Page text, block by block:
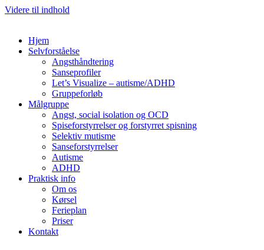
Videre til indhold
Hjem
Selvforståelse
Angsthåndtering
Sanseprofiler
Let’s Visualize – autisme/ADHD
Gruppeforløb
Målgruppe
Angst, social isolation og OCD
Spiseforstyrrelser og forstyrret spisning
Selektiv mutisme
Sanseforstyrrelser
Autisme
ADHD
Praktisk info
Om os
Kørsel
Ferieplan
Priser
Kontakt